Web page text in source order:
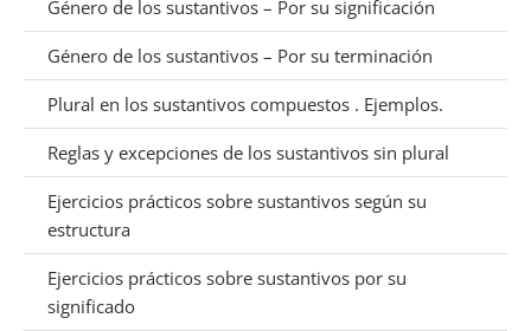
Género de los sustantivos – Por su significación
Género de los sustantivos – Por su terminación
Plural en los sustantivos compuestos . Ejemplos.
Reglas y excepciones de los sustantivos sin plural
Ejercicios prácticos sobre sustantivos según su
estructura
Ejercicios prácticos sobre sustantivos por su
significado